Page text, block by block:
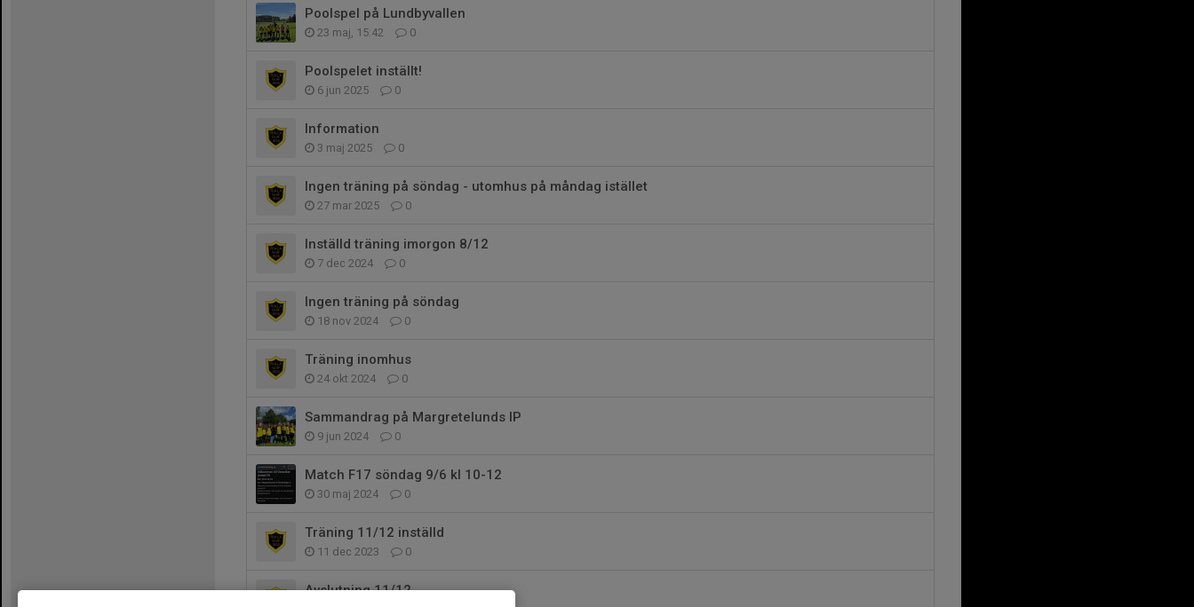
Poolspel på Lundbyvallen
23 maj, 15:42 0
Poolspelet inställt!
6 jun 2025 0
Information
3 maj 2025 0
Ingen träning på söndag - utomhus på måndag istället
27 mar 2025 0
Inställd träning imorgon 8/12
7 dec 2024 0
Ingen träning på söndag
18 nov 2024 0
Träning inomhus
24 okt 2024 0
Sammandrag på Margretelunds IP
9 jun 2024 0
Match F17 söndag 9/6 kl 10-12
30 maj 2024 0
Träning 11/12 inställd
11 dec 2023 0
Avslutning 11/12